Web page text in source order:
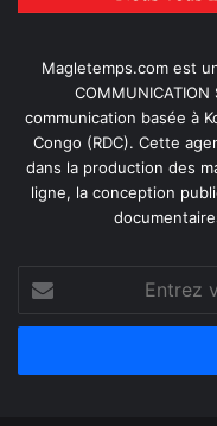
Magletemps.com est
communication basée à
Congo (RDC). Cette
dans la production des
ligne, la conception
votre
adresse